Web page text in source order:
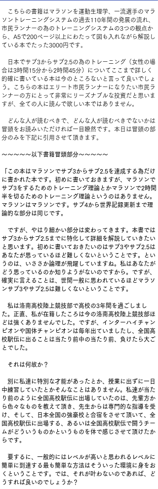
こちらの書籍はマラソンを運動生理学、一流選手のマラ
ソントレーニングシステムの過去110年間の発展の流れ、
市民ランナーの為のトレーニングシステムの3つの観点か
ら、A5で200ページ以上にわたって図も入れながら解説し
ている本でたった3000円です。
日本でサブ3からサブ2.5の為のトレーニング（女性の場
合は3時間15分から2時間45分）についてここまで詳しく
的確に書いている本は今のところないと言って良いでしょ
う。こちらの本はエリート市民ランナーになりたい市民ラ
ンナーの方にとって非常にリーズナブルな投資だと思いま
すが、全ての人に読んで欲しい本ではありません。
どんな人が読むべきで、どんな人が読むべきでないかは
冒頭をお読みいただければ一目瞭然です。本日は冒頭の部
分のみを下記に引用させて頂きます。
～～～～～以下書籍冒頭部分～～～～～
「この本はマラソンでサブ3からサブ2.5を達成する為だけ
に書かれた本です。初めに書いておきますが、マラソンで
サブ3をするためのトレーニング理論とかマラソンで2時間
半を切るためのトレーニング理論というのはありません。
マラソンはマラソンです。サブ4から世界記録更新まで理
論的な部分は同じです。
ですが、やはり細かい部分は変わってきます。本書では
サブ3からサブ2.5までに特化して詳細を解説していきたい
と思います。初めに書いておきたいのはサブ3やサブ2.5は
あなたが思っているほど難しくないということです。とい
うのは、いささか論理が飛躍していますね。私はあなたが
どう思っているのか知りようがないのですから。ですが、
確実に言えることは、世間一般に思われているほどマラソ
ンサブ3やサブ2.5は難しくないということです。
私は洛南高校陸上競技部で高校の3年間を過ごしまし
た。正直、私が在籍したころは今の洛南高校陸上競技部ほ
どは強くありませんでした。ですが、インターハイチャン
ピオンや国体チャンピオンは毎年出ていましたし、全国高
校駅伝に出ることは当たり前中の当たり前、負けたら大ご
とでした。
それは何故か？
別に私達に特別な才能があったとか、授業に出ずに一日
中練習していたとかそんなことはありません。私達が当た
り前のように全国高校駅伝に出場していたのは、先輩方か
ら色々なものを教えて頂き、先生からは専門的な指導を受
け、そして、日本全国の強豪校と合宿をさせて頂いて、全
国高校駅伝に出場する、あるいは全国高校駅伝で闘うチー
ムがどういうものかというものを体で感じさせて頂けたか
らです。
要するに、一般的にはレベルが高いと思われるレベルに
簡単に到達する最も簡単な方法はそういった環境に身をお
くということです。では、それが叶わないのであれば、ど
うすれば良いのでしょうか？